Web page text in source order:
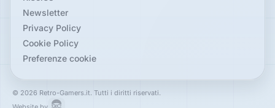
Newsletter
Privacy Policy
Cookie Policy
Preferenze cookie
© 2026 Retro-Gamers.it. Tutti i diritti riservati.